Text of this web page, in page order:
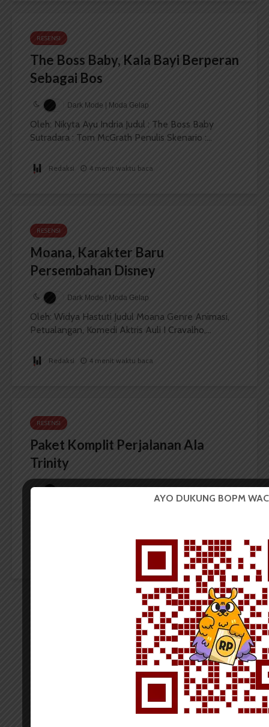
RESENSI
The Boss Baby, Kala Bayi Berperan
Sebagai Bos
Dark Mode | Moda Gelap
Oleh: Nikyta Ayu Indria Judul : The Boss Baby
Sutradara : Tom McGrath Penulis Skenario :...
Redaksi 4 menit waktu baca
RESENSI
Moana, Karakter Baru
Persembahan Disney
Dark Mode | Moda Gelap
Oleh: Widya Hastuti Judul Moana Genre Animasi,
Petualangan, Komedi Aktris Auli I Cravalho,...
Redaksi 4 menit waktu baca
RESENSI
Paket Komplit Perjalanan Ala
Trinity
3 menit waktu baca
Mempersiapkan CV Bagi
Mahasiswa | Podcast
Wacana #Eps4
AYO DUKUNG BOPM